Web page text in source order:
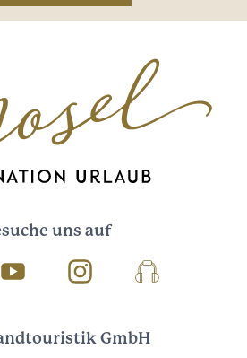
uns auf
Youtube InstagramPodcast
GmbH